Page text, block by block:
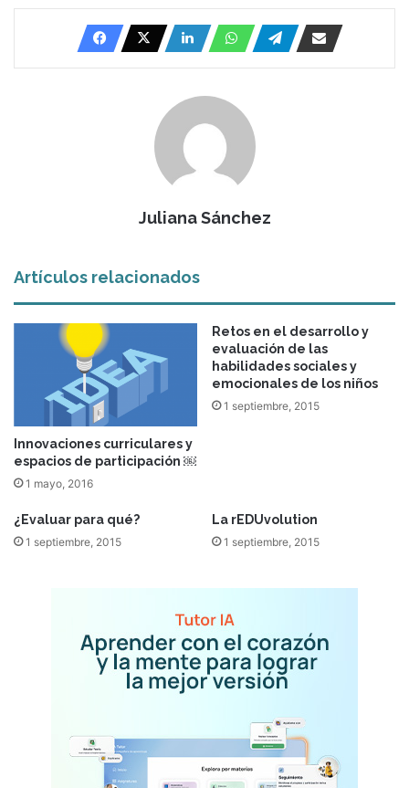
Juliana Sánchez
Artículos relacionados
Innovaciones curriculares y
espacios de participación ￼
1 mayo, 2016
Retos en el desarrollo y
evaluación de las
habilidades sociales y
emocionales de los niños
1 septiembre, 2015
¿Evaluar para qué?
1 septiembre, 2015
La rEDUvolution
1 septiembre, 2015